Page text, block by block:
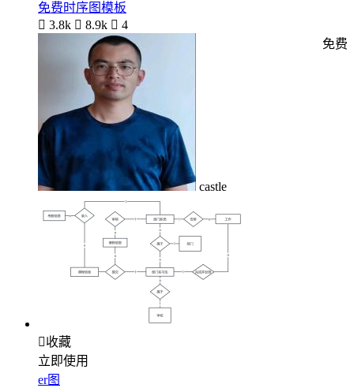
免费时序图模板
 3.8k  8.9k  4
castle
免费
收藏
立即使用
er图